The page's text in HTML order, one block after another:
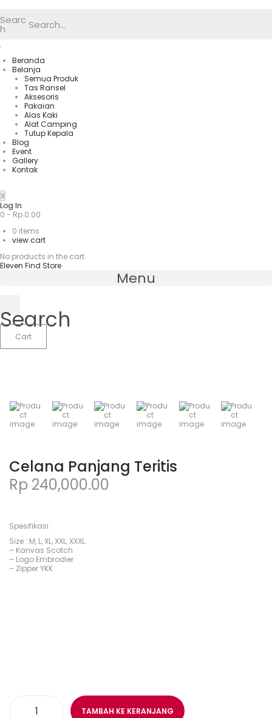
Searc
h
Beranda
Belanja
Semua Produk
Tas Ransel
Aksesoris
Pakaian
Alas Kaki
Alat Camping
Tutup Kepala
Blog
Event
Gallery
Kontak
X
Log In
0 - Rp 0.00
0 items
view cart
No products in the cart.
Eleven Find Store
Menu
Search
Cart
Celana Panjang Teritis
Rp 240,000.00
Spesifikasi :
Size : M, L, XL, XXL, XXXL.
– Kanvas Scotch
– Logo Embrodier
– Zipper YKK
K
TAMBAH KE KERANJANG